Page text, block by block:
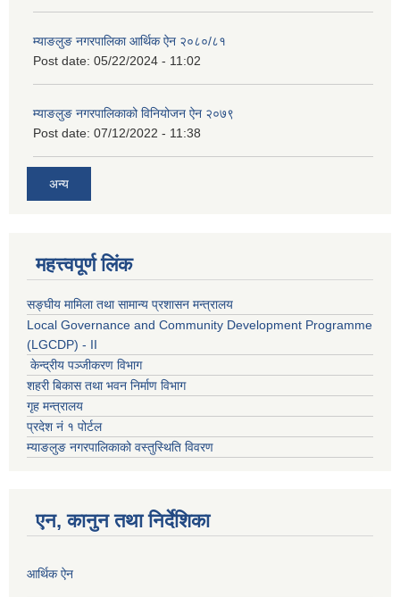
म्याङलुङ नगरपालिका आर्थिक ऐन २०८०/८१
Post date: 05/22/2024 - 11:02
म्याङलुङ नगरपालिकाको विनियोजन ऐन २०७९
Post date: 07/12/2022 - 11:38
अन्य
महत्त्वपूर्ण लिंक
सङ्घीय मामिला तथा सामान्य प्रशासन मन्त्रालय
Local Governance and Community Development Programme
(LGCDP) - II
केन्द्रीय पञ्जीकरण विभाग
शहरी बिकास तथा भवन निर्माण विभाग
गृह मन्त्रालय
प्रदेश नं १ पोर्टल
म्याङलुङ नगरपालिकाको वस्तुस्थिति विवरण
एन, कानुन तथा निर्देशिका
आर्थिक ऐन